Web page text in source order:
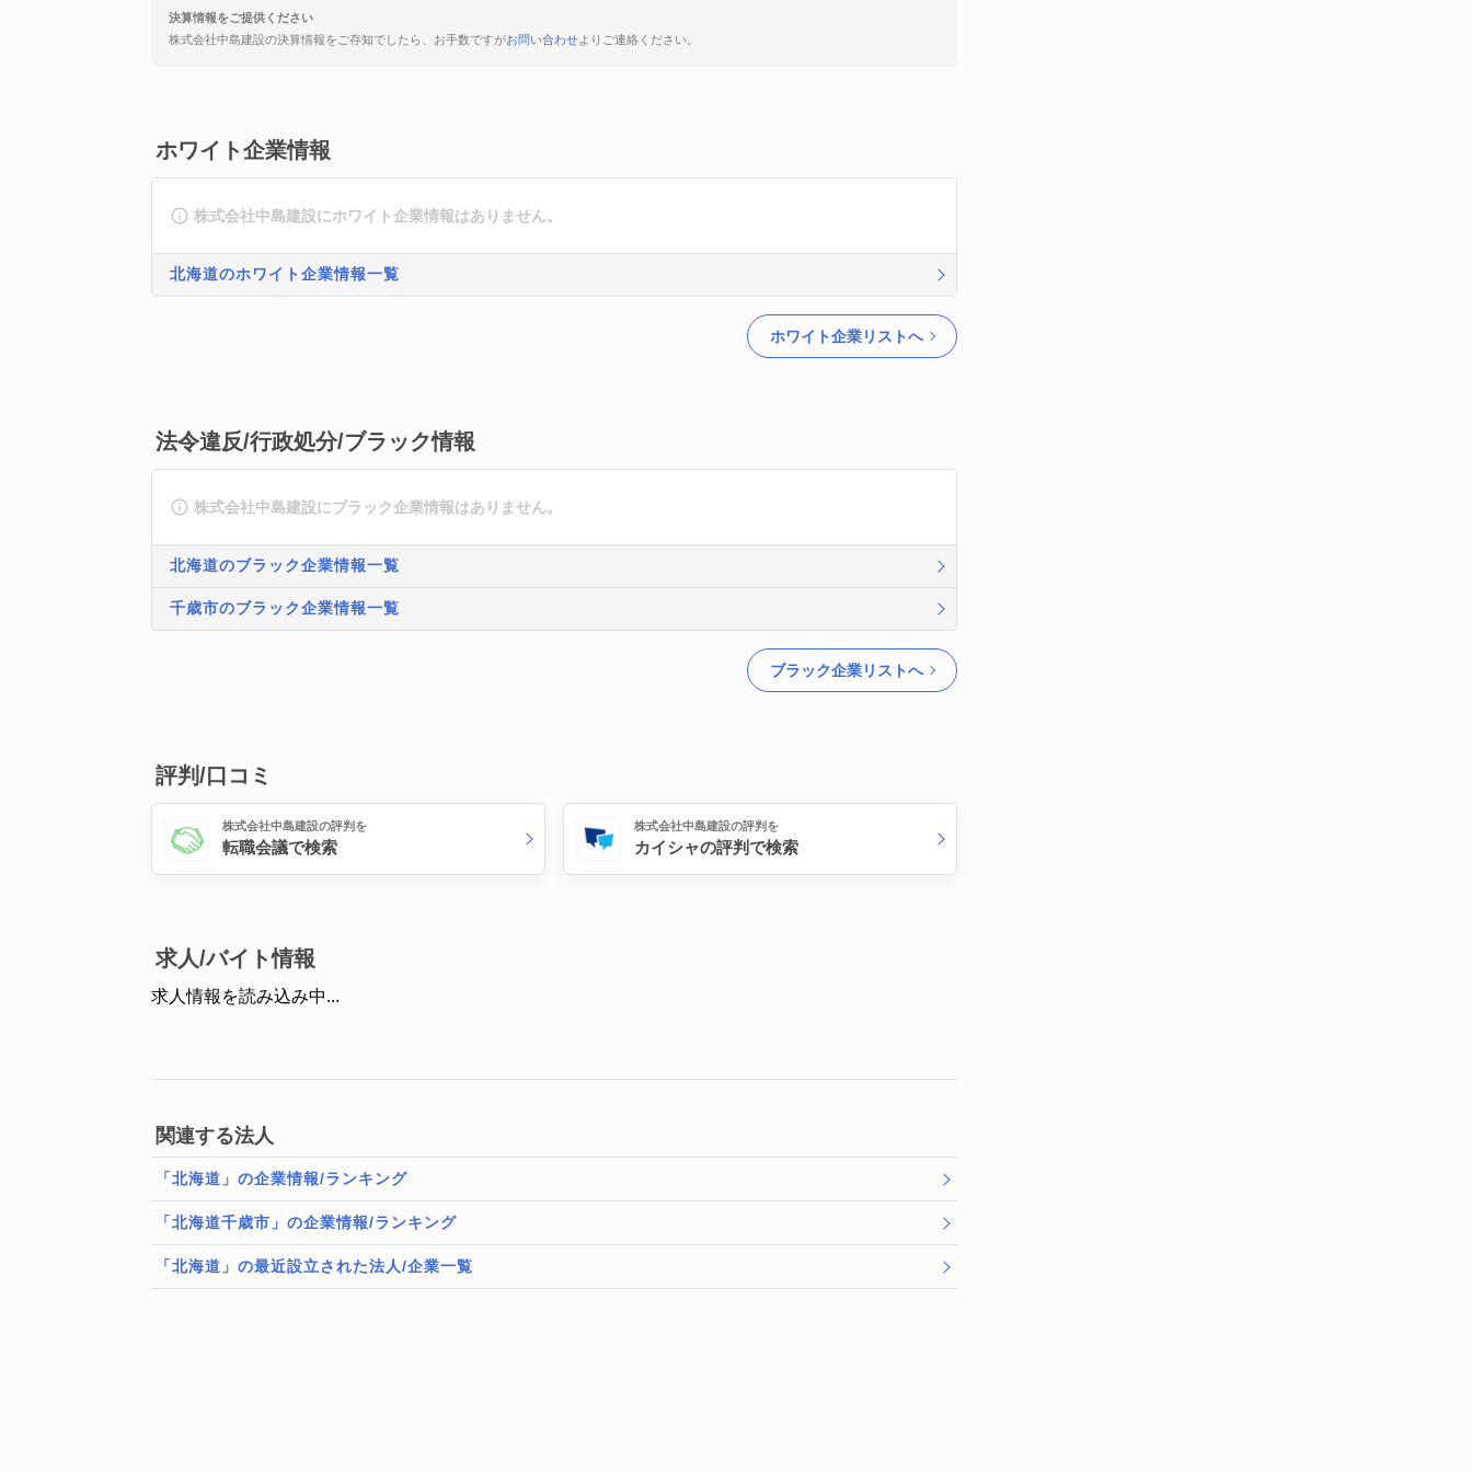
決算情報をご提供ください
株式会社中島建設の決算情報をご存知でしたら、お手数ですがお問い合わせよりご連絡ください。
ホワイト企業情報
株式会社中島建設にホワイト企業情報はありません。
北海道のホワイト企業情報一覧
ホワイト企業リストへ
法令違反/行政処分/ブラック情報
株式会社中島建設にブラック企業情報はありません。
北海道のブラック企業情報一覧
千歳市のブラック企業情報一覧
ブラック企業リストへ
評判/口コミ
株式会社中島建設の評判を
転職会議で検索
株式会社中島建設の評判を
カイシャの評判で検索
求人/バイト情報
求人情報を読み込み中...
関連する法人
「北海道」の企業情報/ランキング
「北海道千歳市」の企業情報/ランキング
「北海道」の最近設立された法人/企業一覧